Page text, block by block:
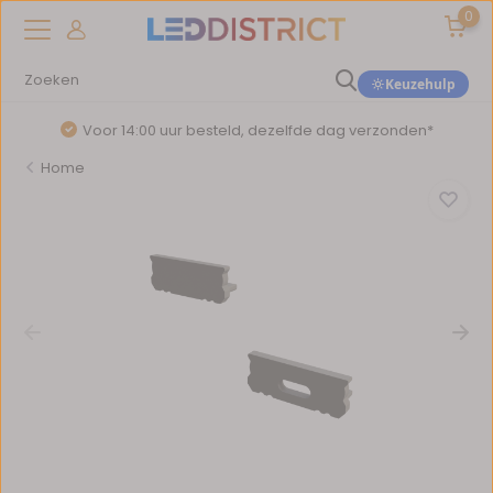
0
Keuzehulp
Voor 14:00 uur besteld, dezelfde dag verzonden*
Home